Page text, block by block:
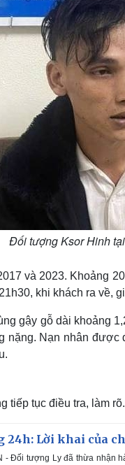
Đối tượng Ksor Hinh
và 2023. Khoảng
khi khách ra về,
gậy gỗ dài khoảng
nặng. Nạn nhân
tiếp tục điều tra, làm rõ.
24h: Lời khai của
- Đối tượng Ly đã thừa nhận